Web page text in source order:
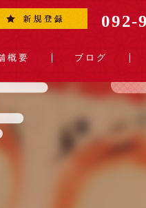
092-
概要 ブログ